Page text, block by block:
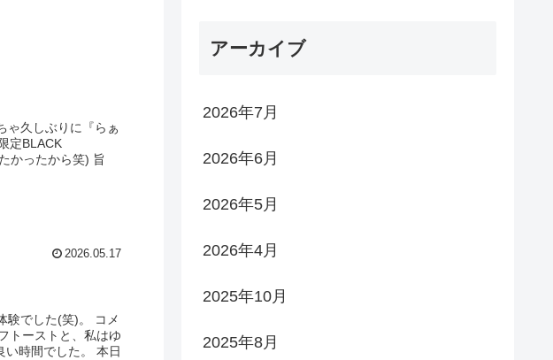
ゃ久しぶりに『らぁ
定BLACK
かったから笑) 旨
2026.05.17
験でした(笑)。 コメ
トーストと、私はゆ
い時間でした。 本日
アーカイブ
2026年7月
2026年6月
2026年5月
2026年4月
2025年10月
2025年8月